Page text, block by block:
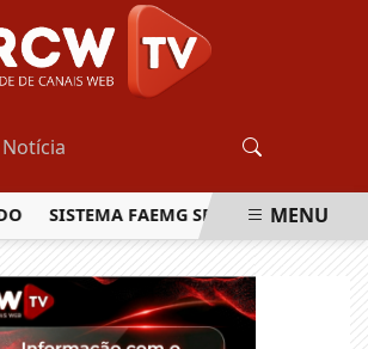
SISTEMA FAEMG SENAR LANÇA OMENU